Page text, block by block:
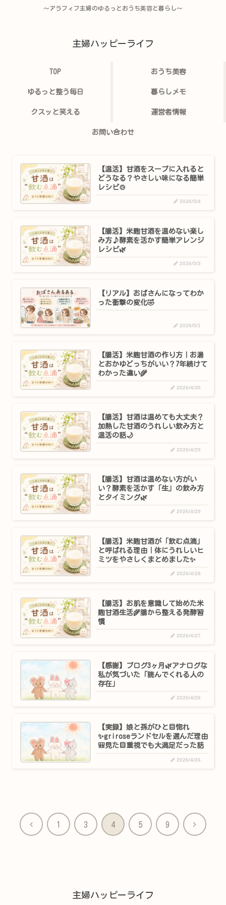
〜アラフィフ主婦のゆるっとおうち美容と暮らし〜
主婦ハッピーライフ
TOP おうち美容
ゆるっと整う毎日 暮らしメモ
クスッと笑える 運営者情報
お問い合わせ
【温活】甘酒をスープに入れると
どうなる？やさしい味になる簡単
レシピ🍲
2026/5/4
【腸活】米麹甘酒を温めない楽し
み方♪酵素を活かす簡単アレンジ
レシピ🌿
2026/5/3
【リアル】おばさんになってわか
った衝撃の変化🤣
2026/5/1
【腸活】米麹甘酒の作り方｜お湯
とおかゆどっちがいい？7年続けて
わかった違い🌾
2026/4/30
【腸活】甘酒は温めても大丈夫？
加熱した甘酒のうれしい飲み方と
温活の話🌙
2026/4/29
【腸活】甘酒は温めない方がい
い？酵素を活かす「生」の飲み方
とタイミング🌿
2026/4/29
【腸活】米麹甘酒が「飲む点滴」
と呼ばれる理由｜体にうれしいヒ
ミツをやさしくまとめました✨
2026/4/28
【腸活】お肌を意識して始めた米
麹甘酒生活🌾腸から整える発酵習
慣
2026/4/27
【感謝】ブログ3ヶ月🌿アナログな
私が気づいた「読んでくれる人の
存在」
2026/4/26
【実録】娘と孫がひと目惚れ
✨griroseランドセルを選んだ理由
🎒見た目重視でも大満足だった話
2026/4/26
前 1 3 4 5 9 次
主婦ハッピーライフ